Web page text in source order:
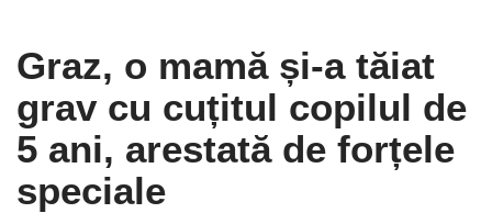
Graz, o mamă și-a tăiat
grav cu cuțitul copilul de
5 ani, arestată de forțele
speciale